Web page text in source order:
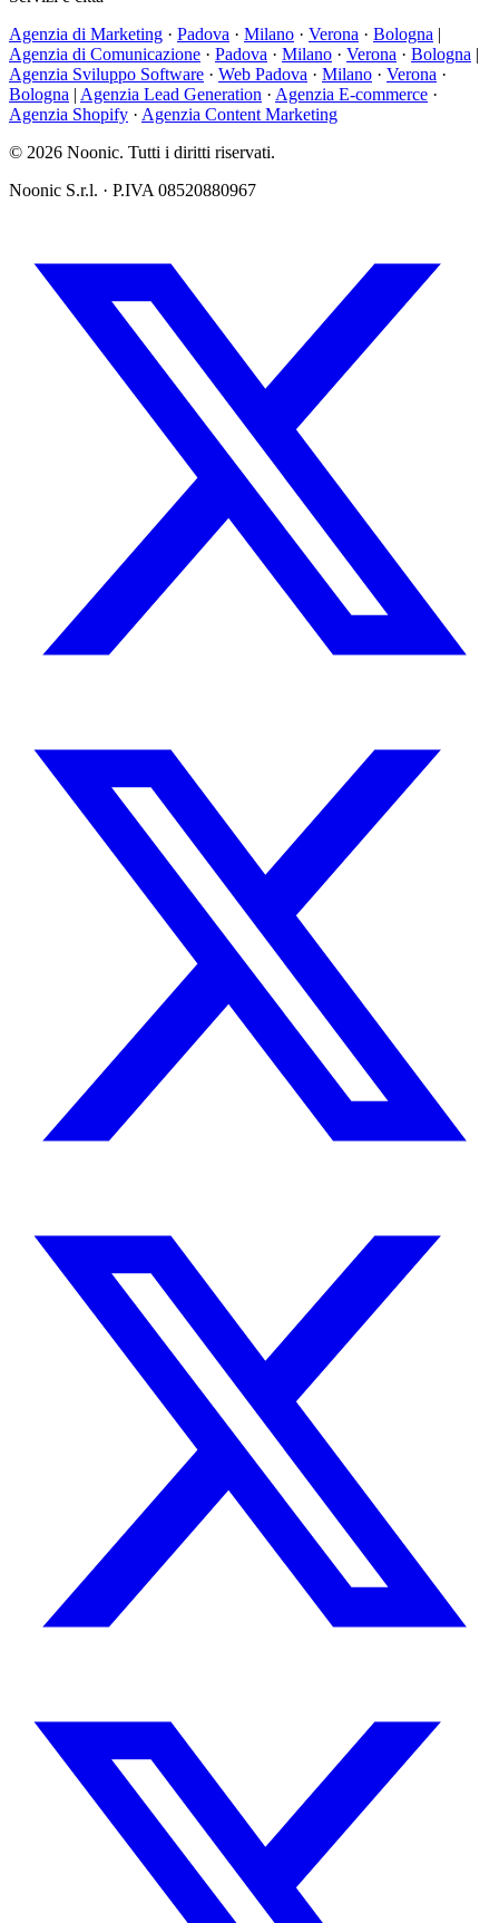
Agenzia di Marketing · Padova · Milano · Verona · Bologna |
Agenzia di Comunicazione · Padova · Milano · Verona · Bologna |
Agenzia Sviluppo Software · Web Padova · Milano · Verona ·
Bologna | Agenzia Lead Generation · Agenzia E-commerce ·
Agenzia Shopify · Agenzia Content Marketing
© 2026 Noonic. Tutti i diritti riservati.
Noonic S.r.l. · P.IVA 08520880967